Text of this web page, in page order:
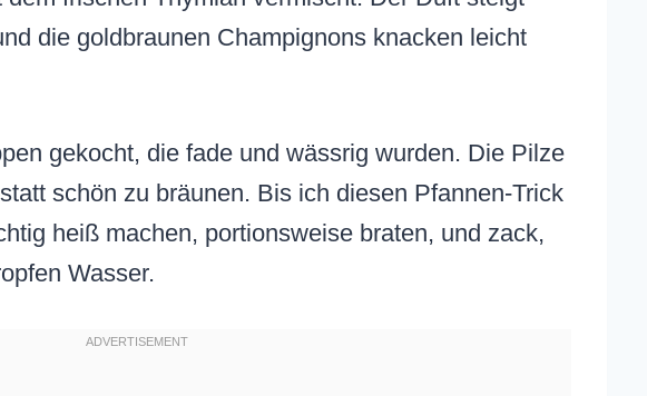
die goldbraunen Champignons knacken leicht
gekocht, die fade und wässrig wurden. Die Pilze
schön zu bräunen. Bis ich diesen Pfannen-Trick
heiß machen, portionsweise braten, und zack,
Wasser.